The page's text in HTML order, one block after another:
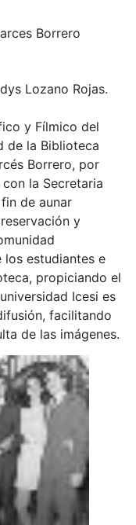
Borrero
Lozano Rojas.
y Fílmico del
de la Biblioteca
Borrero, por
la Secretaria
de aunar
y
los estudiantes e
propiciando el
Icesi es
facilitando
de las imágenes.